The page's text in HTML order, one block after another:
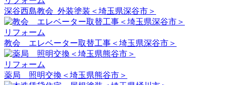
深谷西島教会_外装塗装＜埼玉県深谷市＞
リフォーム
教会 エレベーター取替工事＜埼玉県深谷市＞
リフォーム
薬局 照明交換＜埼玉県熊谷市＞